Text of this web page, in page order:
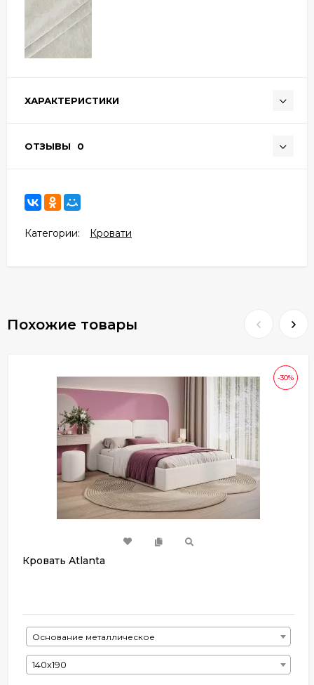
ХАРАКТЕРИСТИКИ
ОТЗЫВЫ 0
Категории: Кровати
Похожие товары
-30%
Кровать Atlanta
Основание металлическое
140х190